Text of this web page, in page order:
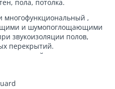
пола, потолка.
многофункциональный ,
и шумопоглощающими
звукоизоляции полов,
перекрытий.
холст,
способом и запаянный в